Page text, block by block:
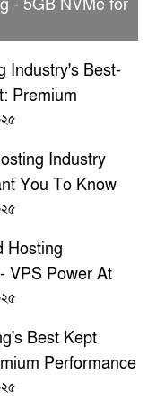
- 5GB NVMe for
Industry's Best-
Premium
For Just
Industry
You To Know
For
Hosting
VPS Power At
Best Kept
Performance
Year!